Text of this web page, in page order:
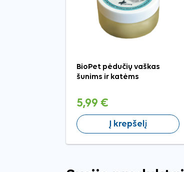
BioPet pėdučių vaškas
šunims ir katėms
5,99 €
Į krepšelį